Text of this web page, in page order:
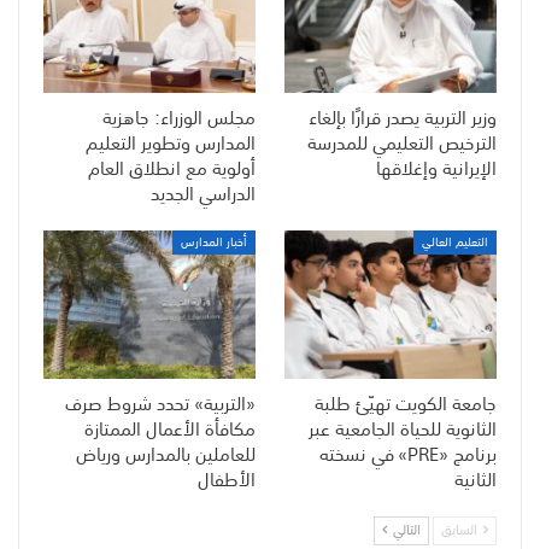
وزير التربية يصدر قرارًا بإلغاء
الترخيص التعليمي للمدرسة
الإيرانية وإغلاقها
مجلس الوزراء: جاهزية
المدارس وتطوير التعليم
أولوية مع انطلاق العام
الدراسي الجديد
التعليم العالي
جامعة الكويت تهيّئ طلبة
الثانوية للحياة الجامعية عبر
برنامج «PRE» في نسخته
الثانية
أخبار المدارس
«التربية» تحدد شروط صرف
مكافأة الأعمال الممتازة
للعاملين بالمدارس ورياض
الأطفال
السابق التالي